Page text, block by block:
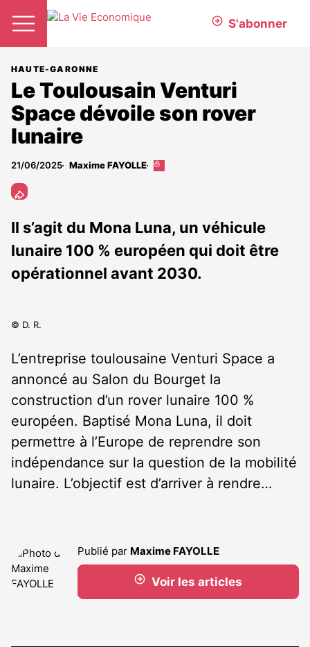
S'abonner
HAUTE-GARONNE
Le Toulousain Venturi
Space dévoile son rover
lunaire
21/06/2025 Maxime FAYOLLE
Cet
abonnés
Il s’agit du Mona Luna, un véhicule
lunaire 100 % européen qui doit être
opérationnel avant 2030.
© D. R.
L’entreprise toulousaine Venturi Space a
annoncé au Salon du Bourget la
construction d’un rover lunaire 100 %
européen. Baptisé Mona Luna, il doit
permettre à l’Europe de reprendre son
indépendance sur la question de la mobilité
lunaire. L’objectif est d’arriver à rendre…
Publié par Maxime FAYOLLE
Voir les articles